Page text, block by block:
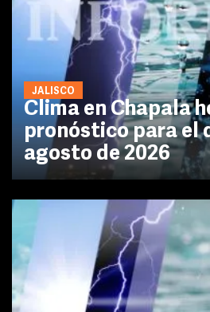
JALISCO
Clima en Chapala
pronóstico para el
agosto de 2026